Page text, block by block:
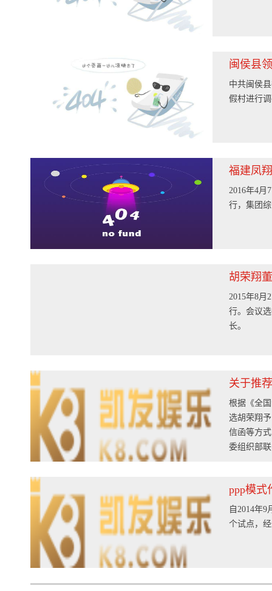
闽侯县
中共闽侯
假村进行
福建凤
2016年4月
行，集团
胡荣翔
2015年8月
行。会议
长。
关于推
根据《全
选胡荣翔
信函等方
委组织部
区乌山西
ppp模式
自2014年
个试点，